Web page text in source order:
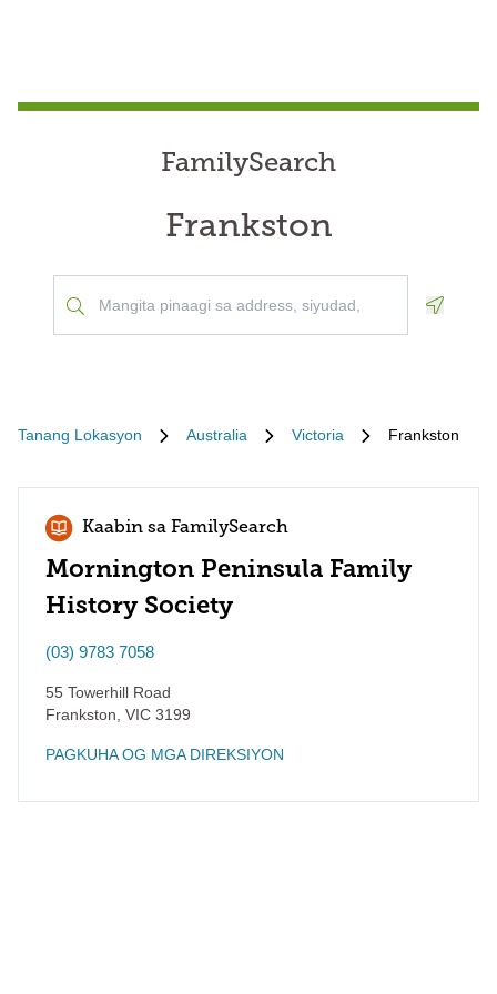
FamilySearch
Frankston
Tanang Lokasyon Australia Victoria Frankston
Kaabin sa FamilySearch
Mornington Peninsula Family
History Society
(03) 9783 7058
55 Towerhill Road
Frankston VIC 3199
PAGKUHA OG MGA DIREKSIYON